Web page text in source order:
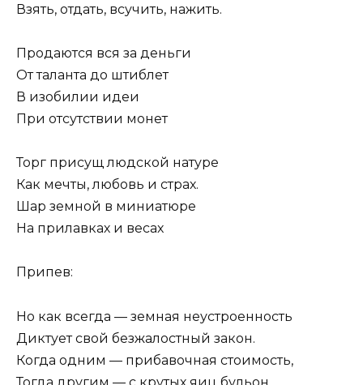
Взять, отдать, всучить, нажить.
Продаются вся за деньги
От таланта до штиблет
В изобилии идеи
При отсутствии монет
Торг присущ людской натуре
Как мечты, любовь и страх.
Шар земной в миниатюре
На прилавках и весах
Припев:
Но как всегда — земная неустроенность
Диктует свой безжалостный закон.
Когда одним — прибавочная стоимость,
Тогда другим — с крутых яиц бульон